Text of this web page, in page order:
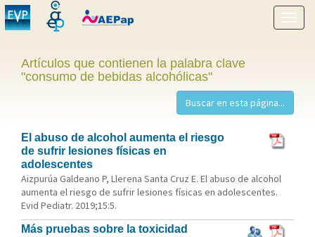
menú
Artículos que contienen la palabra clave
"consumo de bebidas alcohólicas"
El abuso de alcohol aumenta el riesgo
de sufrir lesiones físicas en
adolescentes
Aizpurúa Galdeano P, Llerena Santa Cruz E. El abuso de alcohol
aumenta el riesgo de sufrir lesiones físicas en adolescentes.
Evid Pediatr. 2019;15:5.
Más pruebas sobre la toxicidad